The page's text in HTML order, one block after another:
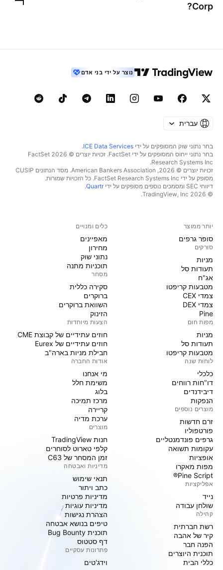
Corp
?
נוצר על ידי בני אדם
עברית
בחר נתוני שוק המסופקים על ידי ICE Data Services
.
בחר נתוני ייחוס המסופקים על ידי FactSet. זכויות יוצרים © 2026 ‏FactSet
Research Systems Inc.‏
זכויות יוצרים © 2026, ‏American Bankers Association. מסד הנתונים CUSIP
מסופק על ידי FactSet Research Systems Inc. כל הזכויות שמורות.
דיווחי SEC ומסמכים נוספים מסופקים על ידי
Quartr
.
© 2026 ‏TradingView, Inc.‏
יותר ממוצר
סופר גרפים
סורקים
מניות‏
תעודות סל
אג"ח
מטבעות קריפטו
צמדי CEX
צמדי DEX
Pine
מפות חום
מניות‏
תעודות סל
מטבעות קריפטו
לוחות שנה
כלכלי
דו"חות רווחים
דיבידנדים
הנפקות
מוצרים נוספים
זרם חדשות
פורטפוליו
גרפים פונדמנטליים
עקומות תשואה
אופציות
מפות מאקרו
Pine Script®
אפליקציות
נייד
שולחן עבודה
קהילה
רשת חברתית
קיר של אהבה
הפנה חבר
תוכנית היוצרים
כללי הבית
כלים ומנויים
מאפיינים
מחירון
נתוני שוק
תוכניות מתנה
מסחר
סקירה כללית
ברוקרים
השוואת ברוקרים
הזינוק
הצעות מיוחדות
חוזים עתידיים של קבוצת CME
חוזים עתידיים של Eurex
חבילת מניות בארה"ב
אודות החברה
מי אנחנו
משימת חלל
בלוג
מרכז תמיכה
קריירה
ערכת מדיה
מוצרים
חנות TradingView
קלפי טארוט לסוחרים
זמן המסחר של C63
מדיניות ואבטחה
תנאי שימוש
כתב ויתור
מדיניות פרטיות
מדיניות עוגיות
הצהרת נגישות
טיפים בנושא אבטחה
תוכנית Bug Bounty
דף סטטוס
פתרונות עסקיים
וידג'טים